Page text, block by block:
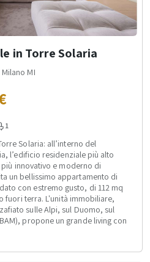
in Torre Solaria
MI
1
Solaria: all’interno del
l’edificio residenziale più alto
innovativo e moderno di
un bellissimo appartamento di
con estremo gusto, di 112 mq
fuori terra. L'unità immobiliare,
sulle Alpi, sul Duomo, sul
propone un grande living con